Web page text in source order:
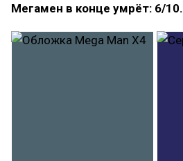
Мегамен в конце умрёт: 6/10.